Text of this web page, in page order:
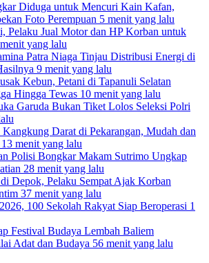
Diduga untuk Mencuri Kain Kafan,
Foto Perempuan 5 menit yang lalu
Pelaku Jual Motor dan HP Korban untuk
yang lalu
Patra Niaga Tinjau Distribusi Energi di
9 menit yang lalu
Kebun, Petani di Tapanuli Selatan
Hingga Tewas 10 menit yang lalu
Garuda Bukan Tiket Lolos Seleksi Polri
Kangkung Darat di Pekarangan, Mudah dan
13 menit yang lalu
Polisi Bongkar Makam Sutrimo Ungkap
28 menit yang lalu
Depok, Pelaku Sempat Ajak Korban
37 menit yang lalu
100 Sekolah Rakyat Siap Beroperasi 1
Festival Budaya Lembah Baliem
Adat dan Budaya 56 menit yang lalu